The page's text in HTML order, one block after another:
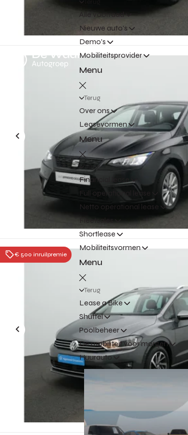
Alle voorraad
Nieuwe auto's
Demo's
Mobiliteitsprovider
Menu
Terug
Over ons
Leasevormen
Menu
Terug
Financial lease
Full operational lease
Netto operational lease
Fleetsales
Shortlease
Mobiliteitsvormen
Menu
Terug
Lease a Bike
Shuttel
Poolbeheer
De mobiliteit voor morgen
Huurauto
€ 500 inruilpremie